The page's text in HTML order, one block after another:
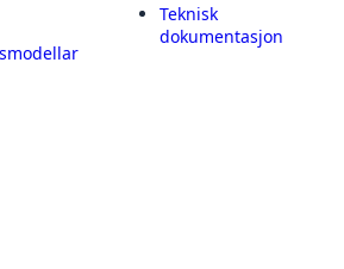
Teknisk
dokumentasjon